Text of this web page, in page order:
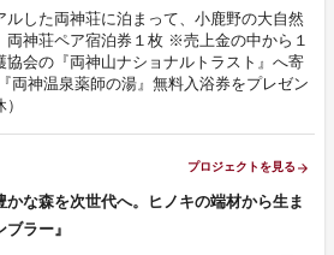
ルした両神荘に泊まって、小鹿野の大自然
両神荘ペア宿泊券１枚 ※売上金の中から１
協会の『両神山ナショナルトラスト』へ寄
神温泉薬師の湯』無料入浴券をプレゼン
プロジェクトを見る arrow_forward
な森を次世代へ。ヒノキの端材から生ま
ラー』